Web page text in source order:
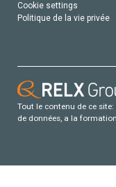
Cookie settings
Politique de la vie privée
Tout le contenu de ce
de données, a la